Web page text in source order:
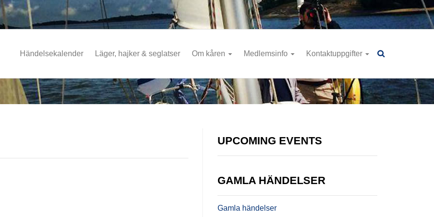
Händelsekalender Läger, hajker & seglatser Om kåren Medlemsinfo Kontaktuppgifter
UPCOMING EVENTS
GAMLA HÄNDELSER
Gamla händelser